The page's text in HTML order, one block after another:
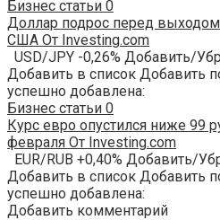
Бизнес статьи 0
Доллар подрос перед
США От Investing.com
USD/JPY -0,26% Добавить/
Добавить в список Добавить
успешно добавлена:
Бизнес статьи 0
Курс евро опустился ниже 99
февраля От Investing.com
EUR/RUB +0,40% Добавить/
Добавить в список Добавить
успешно добавлена:
Добавить комментарий